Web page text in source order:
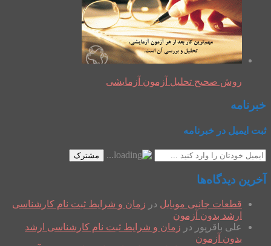
روش صحیح تحلیل آزمون آزمایشی
خبرنامه
ثبت ایمیل در خبرنامه
مشترک
آخرین دیدگاه‌ها
قطعات جانبی موبایل در زمان و شرایط ثبت نام کارشناسی
ارشد بدون آزمون
علی باقرپور در زمان و شرایط ثبت نام کارشناسی ارشد
بدون آزمون